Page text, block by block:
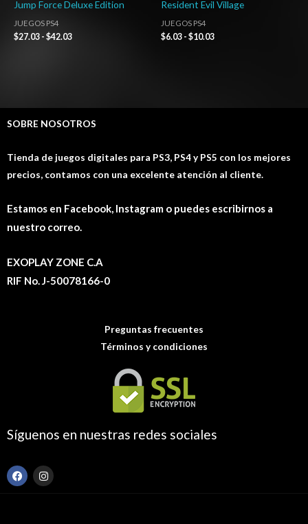
Jump Force Deluxe Edition
JUEGOS PS4
$27.03 - $42.03
Resident Evil Village
JUEGOS PS4
$6.03 - $10.03
SOBRE NOSOTROS
Tienda de juegos digitales para PS3, PS4 y PS5 con los mejores
precios, contamos con una excelente atención al cliente.
Estamos en Facebook, Instagram o puedes escribirnos a
nuestro correo.
EXOPLAY ZONE C.A
RIF No. J-50078166-0
Preguntas frecuentes
Términos y condiciones
Síguenos en nuestras redes sociales
F
a
I
n